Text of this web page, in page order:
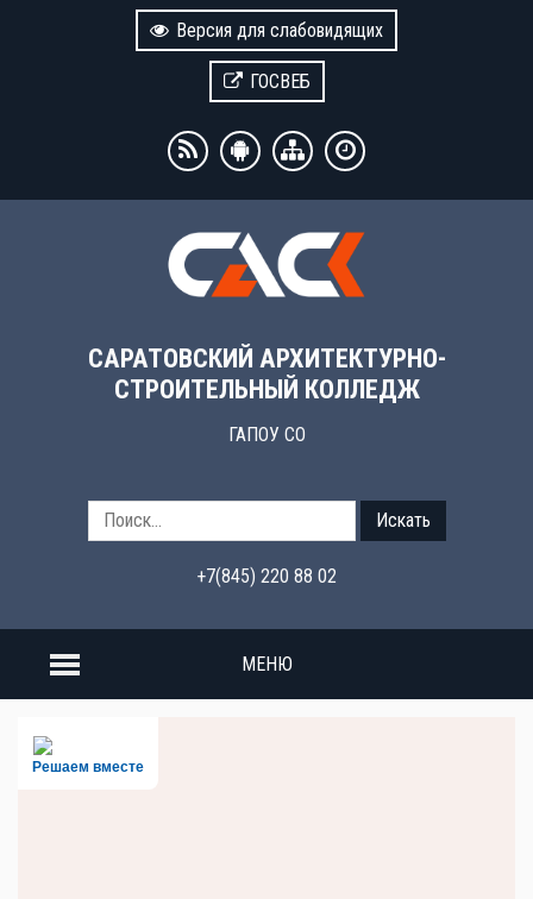
Версия для слабовидящих
ГОСВЕБ
САРАТОВСКИЙ АРХИТЕКТУРНО-
СТРОИТЕЛЬНЫЙ КОЛЛЕДЖ
ГАПОУ СО
Искать
+7(845) 220 88 02
МЕНЮ
Решаем вместе